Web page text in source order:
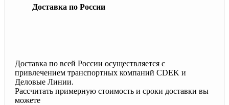
Доставка по России
Доставка по всей России осуществляется с
привлечением транспортных компаний CDEK и
Деловые Линии.
Рассчитать примерную стоимость и сроки доставки вы
можете